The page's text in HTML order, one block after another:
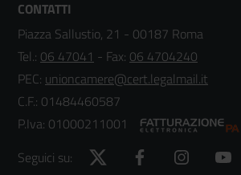
CONTATTI
Piazza Sallustio, 21 - 00187 Roma
Tel.: 06 47041 - Fax: 06 4704240
PEC: unioncamere@cert.legalmail.it
C.F.: 01484460587
P.Iva: 01000211001
Seguici su:
Twitter Facebook Instagram